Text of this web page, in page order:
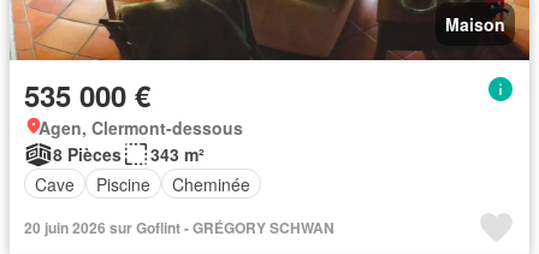
Maison
535 000 €
Agen, Clermont-dessous
8 Pièces
343 m²
Cave
Piscine Cheminée
20 juin 2026 sur Goflint - GRÉGORY SCHWAN